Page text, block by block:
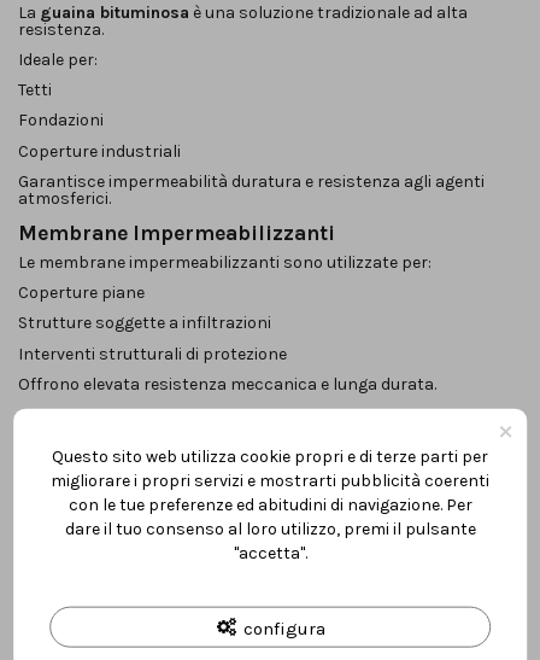
La guaina bituminosa è una soluzione tradizionale ad alta
resistenza.
Ideale per:
Tetti
Fondazioni
Coperture industriali
Garantisce impermeabilità duratura e resistenza agli agenti
atmosferici.
Membrane Impermeabilizzanti
Le membrane impermeabilizzanti sono utilizzate per:
Coperture piane
Strutture soggette a infiltrazioni
Interventi strutturali di protezione
Offrono elevata resistenza meccanica e lunga durata.
Guaine per Terrazzi e Balconi
Le superfici esterne sono particolarmente esposte a pioggia e
sbalzi termici.
Proponiamo prodotti specifici per:
Impermeabilizzazione terrazzi
La scelta del sistema corretto previene crepe e infiltrazioni.
Ciclo di Applicazione Guaina
×
Questo sito web utilizza cookie propri e di terze parti per
migliorare i propri servizi e mostrarti pubblicità coerenti
con le tue preferenze ed abitudini di navigazione. Per
dare il tuo consenso al loro utilizzo, premi il pulsante
"accetta".
configura